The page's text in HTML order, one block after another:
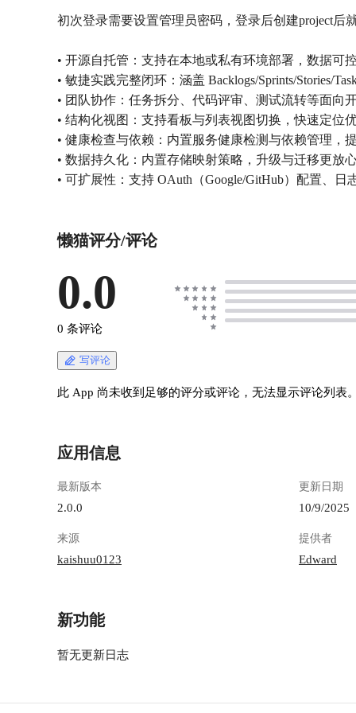
初次登录需要设置管理员密码，登录后创建project后
• 开源自托管：支持在本地或私有环境部署，数据可
• 敏捷实践完整闭环：涵盖 Backlogs/Sprints/Stories/
• 团队协作：任务拆分、代码评审、测试流转等面向
• 结构化视图：支持看板与列表视图切换，快速定位
• 健康检查与依赖：内置服务健康检测与依赖管理，
• 数据持久化：内置存储映射策略，升级与迁移更放
• 可扩展性：支持 OAuth（Google/GitHub）配置、日
懒猫评分/评论
0.0
0 条评论
写评论
此 App 尚未收到足够的评分或评论，无法显示评论列表
应用信息
最新版本
2.0.0
更新日期
10/9/2025
来源
kaishuu0123
提供者
Edward
新功能
暂无更新日志